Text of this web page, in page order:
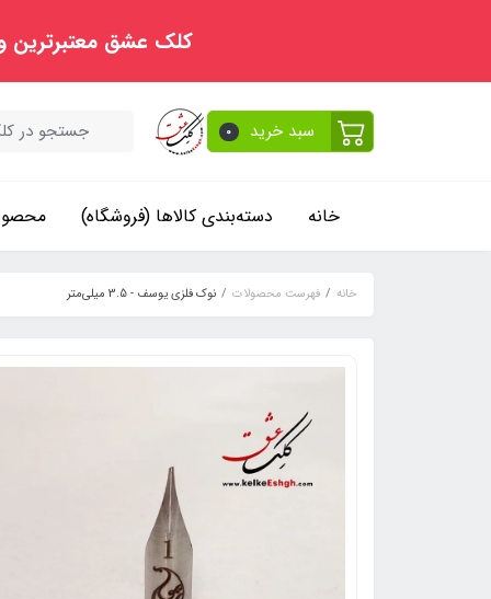
کلک عشق معتبرترین
سبد خرید 0
خانه دسته‌بندی کالاها (فروشگاه)
خانه فهرست محصولات نوک فلزی یوسف - 3.5 میلی‌متر